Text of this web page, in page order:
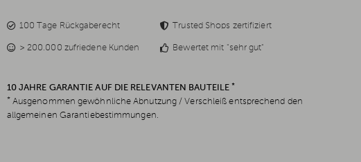
100 Tage Rückgaberecht Trusted Shops zertifiziert
> 200.000 zufriedene Kunden Bewertet mit "sehr gut"
10 JAHRE GARANTIE AUF DIE RELEVANTEN BAUTEILE *
* Ausgenommen gewöhnliche Abnutzung / Verschleiß entsprechend den
allgemeinen Garantiebestimmungen.